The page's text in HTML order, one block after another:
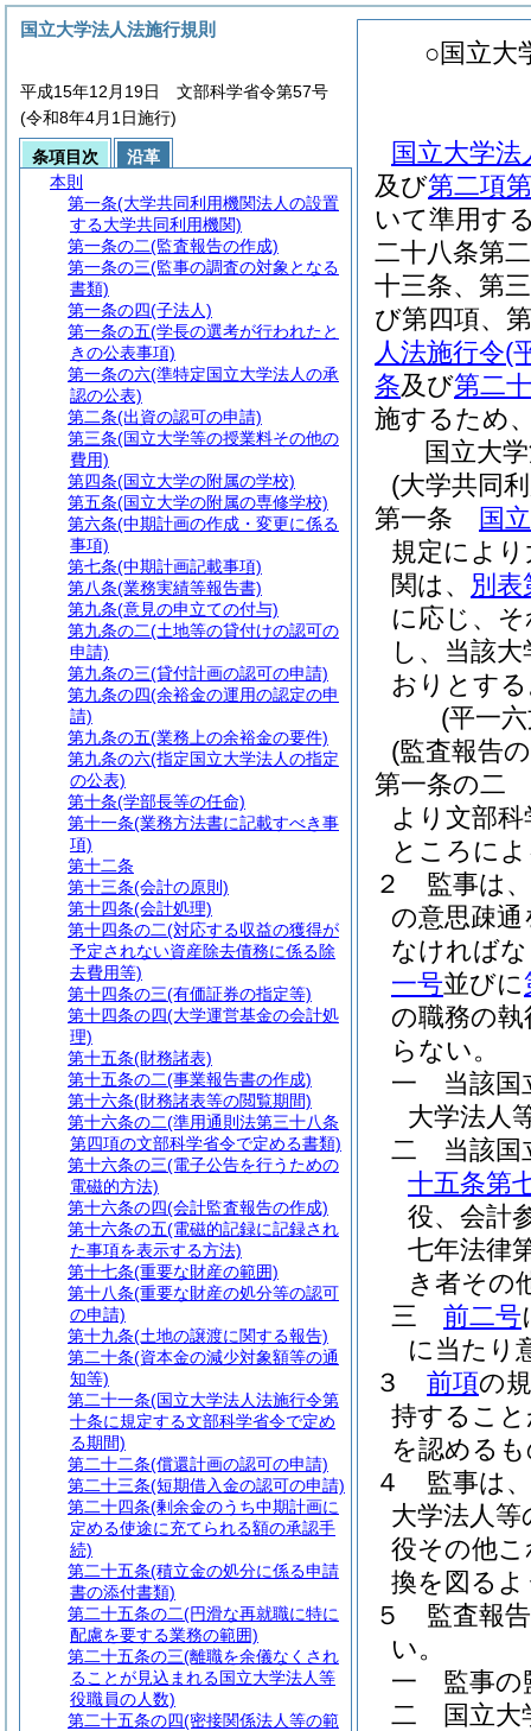
○国立大
国立大学
及び第二項
いて準用す
二十八条第
十三条、第
び第四項、
人法施行令(
条及び第二
施するため
国立大
(大学共同
第一条
国
規定によ
関は、 別表
に応じ、
し、当該
おりとす
(平一
(監査報告
第一条の二
より文部
ところに
２
監事は
の意思疎
なければ
一号並びに
の職務の
らない。
一
当該国
大学法人
二
当該国
十五条第
役、会計
七年法律
き者その
三
前二号
に当たり
３
前項の
持するこ
を認める
４
監事は
大学法人
役その他
換を図る
５
監査報
い。
一
監事の
二
国立
国立大学法人法施行規則
平成15年12月19日 文部科学省令第57号
(令和8年4月1日施行)
条項目次
沿革
本則
第一条(大学共同利用機関法人の設置
する大学共同利用機関)
第一条の二(監査報告の作成)
第一条の三(監事の調査の対象となる
書類)
第一条の四(子法人)
第一条の五(学長の選考が行われたと
きの公表事項)
第一条の六(準特定国立大学法人の承
認の公表)
第二条(出資の認可の申請)
第三条(国立大学等の授業料その他の
費用)
第四条(国立大学の附属の学校)
第五条(国立大学の附属の専修学校)
第六条(中期計画の作成・変更に係る
事項)
第七条(中期計画記載事項)
第八条(業務実績等報告書)
第九条(意見の申立ての付与)
第九条の二(土地等の貸付けの認可の
申請)
第九条の三(貸付計画の認可の申請)
第九条の四(余裕金の運用の認定の申
請)
第九条の五(業務上の余裕金の要件)
第九条の六(指定国立大学法人の指定
の公表)
第十条(学部長等の任命)
第十一条(業務方法書に記載すべき事
項)
第十二条
第十三条(会計の原則)
第十四条(会計処理)
第十四条の二(対応する収益の獲得が
予定されない資産除去債務に係る除
去費用等)
第十四条の三(有価証券の指定等)
第十四条の四(大学運営基金の会計処
理)
第十五条(財務諸表)
第十五条の二(事業報告書の作成)
第十六条(財務諸表等の閲覧期間)
第十六条の二(準用通則法第三十八条
第四項の文部科学省令で定める書類)
第十六条の三(電子公告を行うための
電磁的方法)
第十六条の四(会計監査報告の作成)
第十六条の五(電磁的記録に記録され
た事項を表示する方法)
第十七条(重要な財産の範囲)
第十八条(重要な財産の処分等の認可
の申請)
第十九条(土地の譲渡に関する報告)
第二十条(資本金の減少対象額等の通
知等)
第二十一条(国立大学法人法施行令第
十条に規定する文部科学省令で定め
る期間)
第二十二条(償還計画の認可の申請)
第二十三条(短期借入金の認可の申請)
第二十四条(剰余金のうち中期計画に
定める使途に充てられる額の承認手
続)
第二十五条(積立金の処分に係る申請
書の添付書類)
第二十五条の二(円滑な再就職に特に
配慮を要する業務の範囲)
第二十五条の三(離職を余儀なくされ
ることが見込まれる国立大学法人等
役職員の人数)
第二十五条の四(密接関係法人等の範